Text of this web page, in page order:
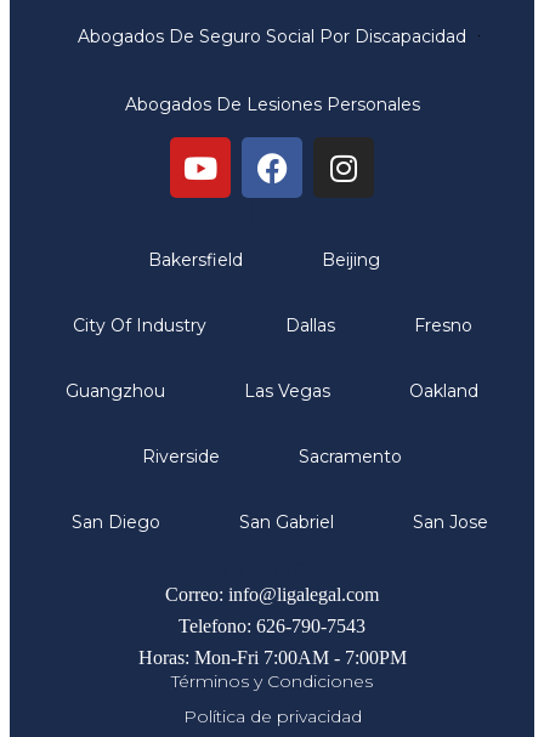
Abogados De Seguro Social Por Discapacidad
Abogados De Lesiones Personales
Bakersfield Beijing
City Of Industry Dallas Fresno
Guangzhou Las Vegas Oakland
Riverside Sacramento
San Diego San Gabriel San Jose
Correo: info@ligalegal.com
Telefono: 626-790-7543
Horas: Mon-Fri 7:00AM - 7:00PM
Términos y Condiciones
Política de privacidad